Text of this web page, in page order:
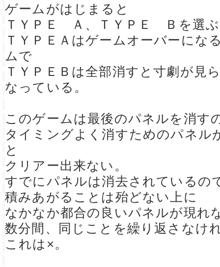
ゲームがはじまると
ＴＹＰＥ Ａ、ＴＹＰＥ Ｂを選ぶ
ＴＹＰＥＡはゲームオーバーにな
ムで
ＴＹＰＥＢは全部消すと寸劇が見
なっている。
このゲームは最後のパネルを消す
タイミングよく消すためのパネル
と
クリアー出来ない。
すでにパネルは消去されているの
積みあがることは殆どない上に
なかなか都合の良いパネルが現れ
数分間、同じことを繰り返さなけ
これは×。